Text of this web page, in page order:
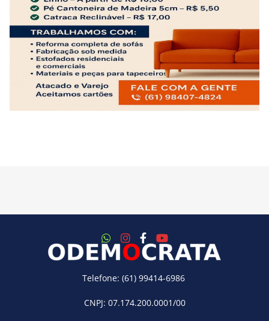
Telefone: (61) 99414-6986
CNPJ: 07.174.200.0001/00